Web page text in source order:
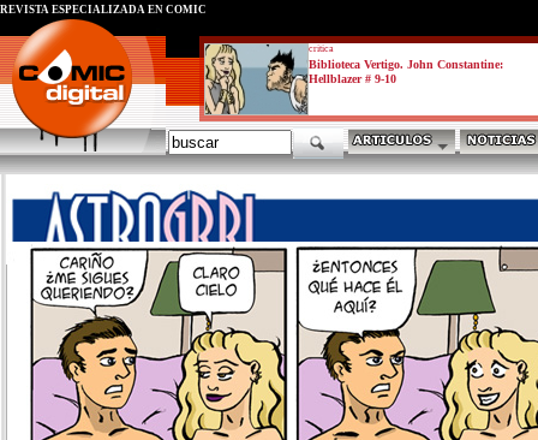
critica
Biblioteca Vertigo. John Constantine:
Hellblazer # 9-10
REVISTA ESPECIALIZADA EN CÓMIC